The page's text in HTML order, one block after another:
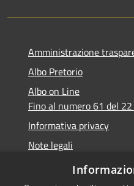
Amministrazione
Albo Pretorio
Albo on Line
Fino al numero 61 del
Informativa privacy
Note legali
Dichiarazione di